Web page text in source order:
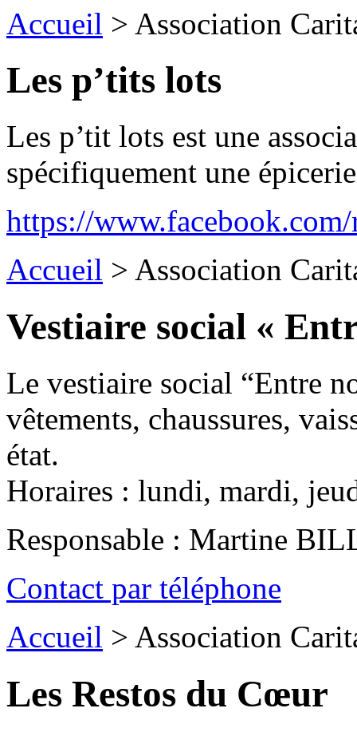
Accueil > Association
Les p’tits lots
Les p’tit lots est une
spécifiquement une
https://
Accueil > Association
Vestiaire social «
Le vestiaire social “Entre
vêtements, chaussures,
état.
Horaires : lundi, mardi,
Responsable : Martine
Contact par téléphone
Accueil > Association
Les Restos du Cœur